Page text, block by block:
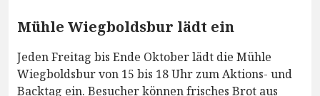
Mühle Wiegboldsbur lädt ein
Jeden Freitag bis Ende Oktober lädt die Mühle
Wiegboldsbur von 15 bis 18 Uhr zum Aktions- und
Backtag ein. Besucher können frisches Brot aus